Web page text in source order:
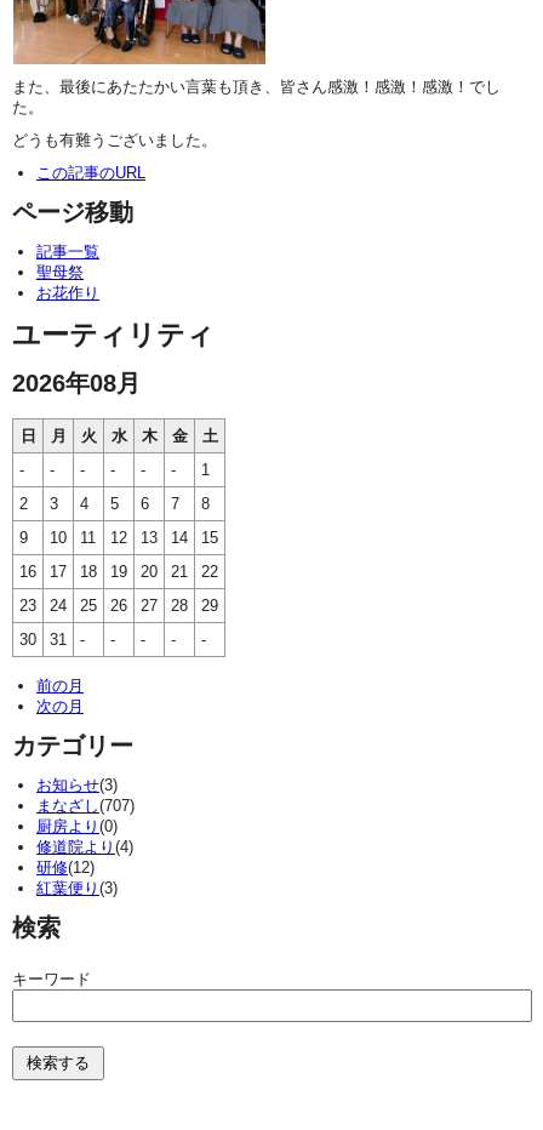
また、最後にあたたかい言葉も頂き、皆さん感激！感激！感激！でし
た。
どうも有難うございました。
この記事のURL
ページ移動
記事一覧
聖母祭
お花作り
ユーティリティ
2026年08月
日 月 火 水 木 金
土
-
- - - - -
1
2
3 4 5 6 7
8
9
10 11 12 13 14
15
16
17 18 19 20 21
22
23
24 25 26 27 28
29
30
31 - - - - -
前の月
次の月
カテゴリー
お知らせ(3)
まなざし(707)
厨房より (0)
修道院より (4)
研修(12)
紅葉便り (3)
検索
キーワード